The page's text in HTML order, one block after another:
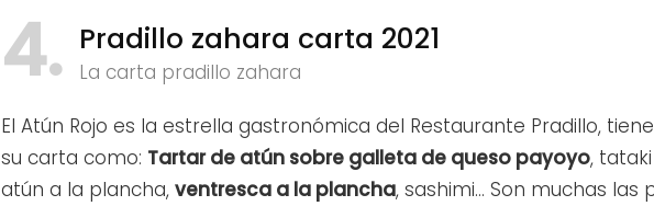
4 Pradillo zahara carta 2021
La carta pradillo zahara
El Atún Rojo es la estrella gastronómica del Restaurante Pradillo,
su carta como: Tartar de atún sobre galleta de queso payoyo,
atún a la plancha, ventresca a la plancha, sashimi… Son muchas las